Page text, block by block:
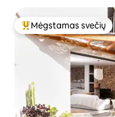
Svečių mėgstamiausias
Mėgstamas svečių